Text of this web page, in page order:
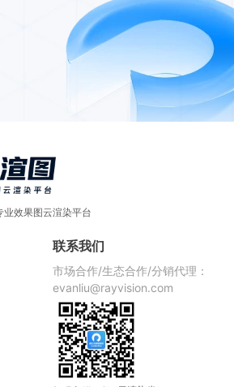
效果图云渲染平台
联系我们
市场合作/生态合作/分销代理：
evanliu@rayvision.com